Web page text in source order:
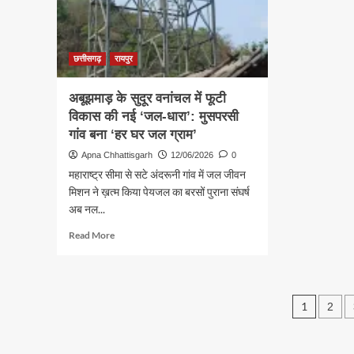
उन्मूलन
लिए
जागरूकता
अभियान
छत्तीसगढ़ रायपुर
​अबूझमाड़ के सुदूर वनांचल में फूटी
विकास की नई ‘जल-धारा’: मुसपरसी
गांव बना ‘हर घर जल ग्राम’
Apna Chhattisgarh 12/06/2026 0
महाराष्ट्र सीमा से सटे अंदरूनी गांव में जल जीवन
मिशन ने ख़त्म किया पेयजल का बरसों पुराना संघर्ष
अब नल...
Read MoreRead
1 2